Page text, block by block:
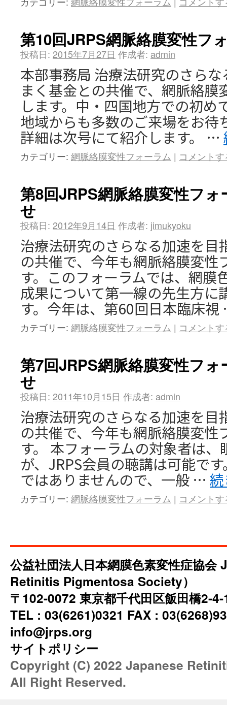
第10回JRPS網脈絡膜変性フ
投稿日: 2015年7月27日 作成者: admin
本部事務局 治療法研究のさら
まく基金との共催で、網脈絡膜
します。中・四国地方での初め
地域からも多数のご来場をお待
詳細は次号にて紹介します。 …
カテゴリー: 網脈絡膜変性フォーラム | コメント
第8回JRPS網脈絡膜変性フ
せ
投稿日: 2012年9月14日 作成者: jimukyoku
治療法研究のさらなる加速を目
の共催で、今年も網脈絡膜変性
す。このフォーラムでは、網膜
成果について第一線の先生方に
す。今年は、第60回日本臨床
カテゴリー: 網脈絡膜変性フォーラム | コメント
第7回JRPS網脈絡膜変性フ
せ
投稿日: 2011年10月15日 作成者: admin
治療法研究のさらなる加速を目
の共催で、今年も網脈絡膜変性
す。 本フォーラムの対象者は
が、JRPS会員の聴講は可能で
ではありませんので、一般 …
カテゴリー: 網脈絡膜変性フォーラム | コメント
公益社団法人日本網膜色素変性症協会
Retinitis Pigmentosa Society）
〒102-0072 東京都千代田区飯田橋2-
TEL : 03(6261)0321 FAX :
info@jrps.org
サイトポリシー
Copyright (C) 2022 Japanese
All Right Reserved.